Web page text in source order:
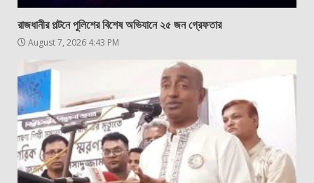
রাজধানীর পল্টনে পুলিশের বিশেষ অভিযানে ২৫ জন গ্রেফতার
August 7, 2026 4:43 PM